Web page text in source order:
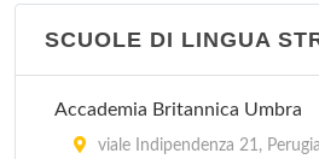
SCUOLE DI LINGUA
Accademia Britannica Umbra
viale Indipendenza 21, Perugia